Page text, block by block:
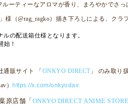
ーティーなアロマが香り、まろやかでさっ
様（@rag_ragko）描き下ろしによる、クラ
の配送箱仕様となります。
始！
通販サイト 「ONKYO DIRECT 」 のみ取り
） https://x.com/onkyodav
原店舗「ONKYO DIRECT ANIME